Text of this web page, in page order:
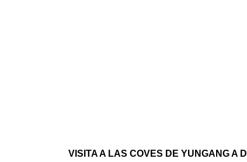
VISITA A LAS COVES DE YUNGANG A